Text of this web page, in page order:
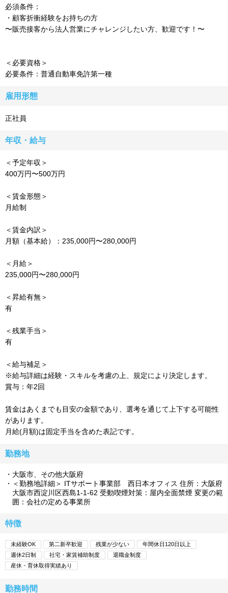
必須条件：
・顧客折衝経験をお持ちの方
〜販売接客から法人営業にチャレンジしたい方、歓迎です！〜
＜必要資格＞
必要条件：普通自動車免許第一種
雇用形態
正社員
年収・給与
＜予定年収＞
400万円〜500万円
＜賃金形態＞
月給制
＜賃金内訳＞
月額（基本給）：235,000円〜280,000円
＜月給＞
235,000円〜280,000円
＜昇給有無＞
有
＜残業手当＞
有
＜給与補足＞
※給与詳細は経験・スキルを考慮の上、規定により決定します。
賞与：年2回
賃金はあくまでも目安の金額であり、選考を通じて上下する可能性
があります。
月給(月額)は固定手当を含めた表記です。
勤務地
大阪市、その他大阪府
＜勤務地詳細＞ ITサポート事業部 西日本オフィス 住所：大阪府
大阪市西淀川区西島1-1-62 受動喫煙対策：屋内全面禁煙 変更の範
囲：会社の定める事業所
特徴
未経験OK 第二新卒歓迎 残業が少ない
年間休日120日以上
週休2日制
社宅・家賃補助制度
退職金制度
産休・育休取得実績あり
勤務時間